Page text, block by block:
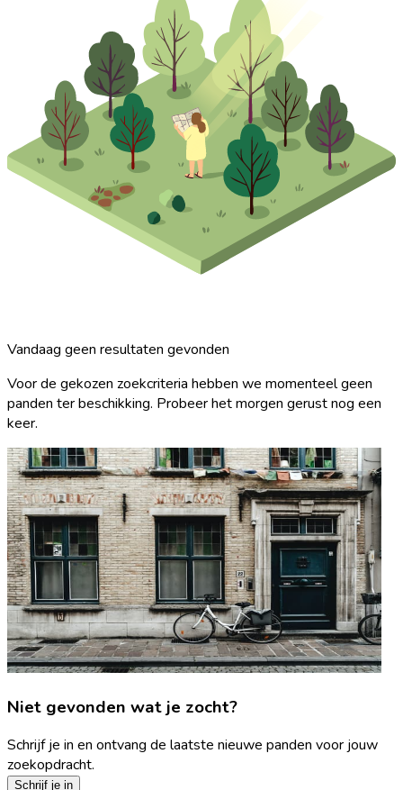
Vandaag geen resultaten gevonden
Voor de gekozen zoekcriteria hebben we momenteel geen
panden ter beschikking. Probeer het morgen gerust nog een
keer.
Niet gevonden wat je zocht?
Schrijf je in en ontvang de laatste nieuwe panden voor jouw
zoekopdracht.
Schrijf je in